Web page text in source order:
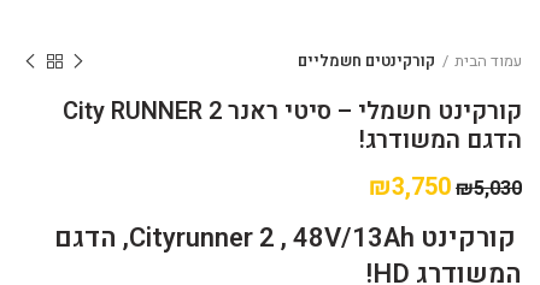
עמוד הבית קורקינטים חשמליים
קורקינט חשמלי – סיטי ראנר City RUNNER 2
הדגם המשודרג!
₪5,030
₪3,750
קורקינט Cityrunner 2 , 48V/13Ah, הדגם
המשודרג HD!